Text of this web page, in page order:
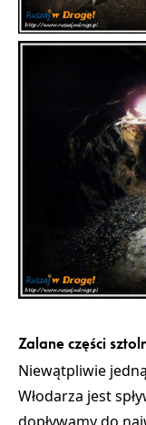
Zalane części
Niewątpliwie
Włodarza jest